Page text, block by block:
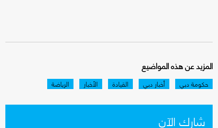
المزيد عن هذه المواضيع
حكومة دبي أخبار دبي القيادة الأخبار الرياضة
شارك الآن